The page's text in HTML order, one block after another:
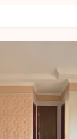
condomínio
beach tennis,
playground,
com
com
Entre em
agende uma